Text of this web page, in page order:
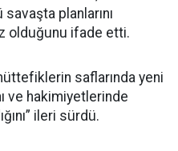
planlarını
olduğunu ifade etti.
saflarında yeni
ve hakimiyetlerinde
ileri sürdü.